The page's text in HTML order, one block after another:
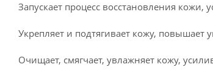
Запускает процесс восстановления кожи,
Укрепляет и подтягивает кожу, повышает
Очищает, смягчает, увлажняет кожу,